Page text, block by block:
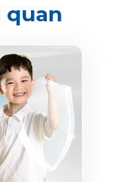
quan